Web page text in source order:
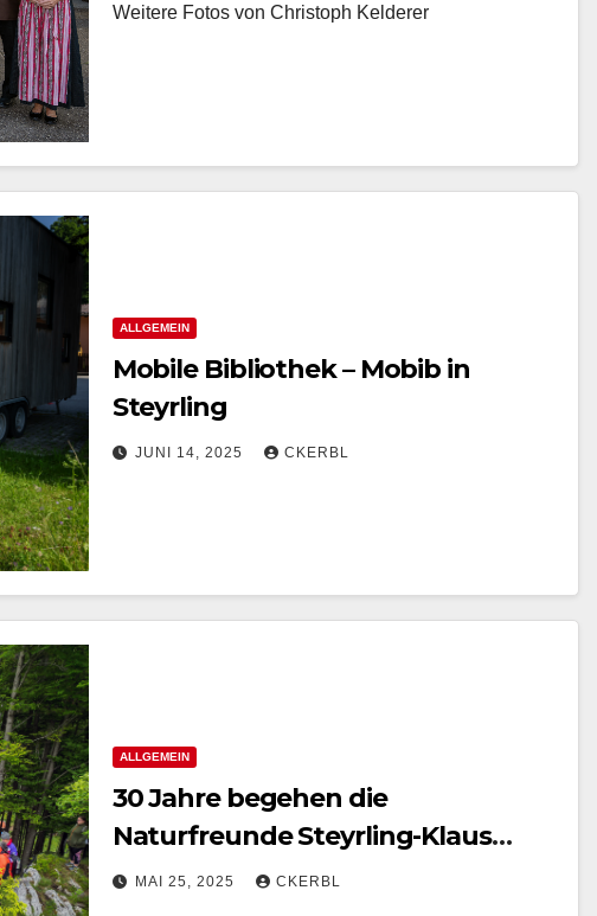
Weitere Fotos von Christoph Kelderer
ALLGEMEIN
Mobile Bibliothek – Mobib in
Steyrling
JUNI 14, 2025 CKERBL
ALLGEMEIN
30 Jahre begehen die
Naturfreunde Steyrling-Klaus
bereits den Pastorensteig
MAI 25, 2025 CKERBL